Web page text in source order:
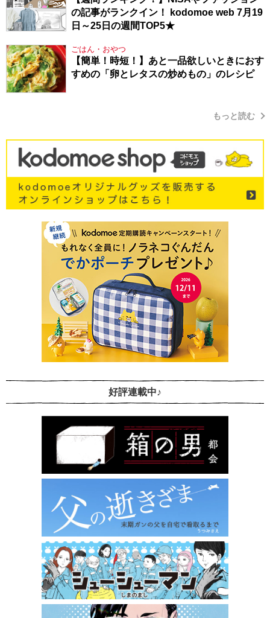
の記事がランクイン！ kodomoe web 7月19
日～25日の週間TOP5★
ごはん・おやつ
【簡単！時短！】あと一品欲しいときにおす
すめの「卵とレタスの炒めもの」のレシピ
もっと読む
好評連載中♪